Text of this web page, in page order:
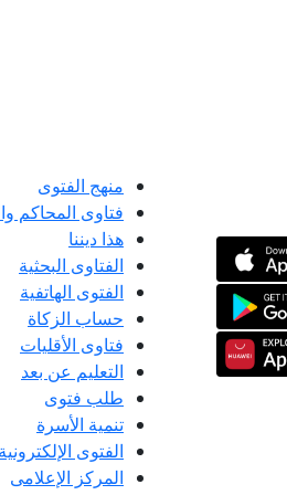
منهج الفتوى
فتاوى المحاكم
هذا ديننا
الفتاوى البحثية
الفتوى الهاتفية
حساب الزكاة
فتاوى الأقليات
التعليم عن بعد
طلب فتوى
تنمية الأسرة
الفتوى الإلكترونية
المركز الإعلامى